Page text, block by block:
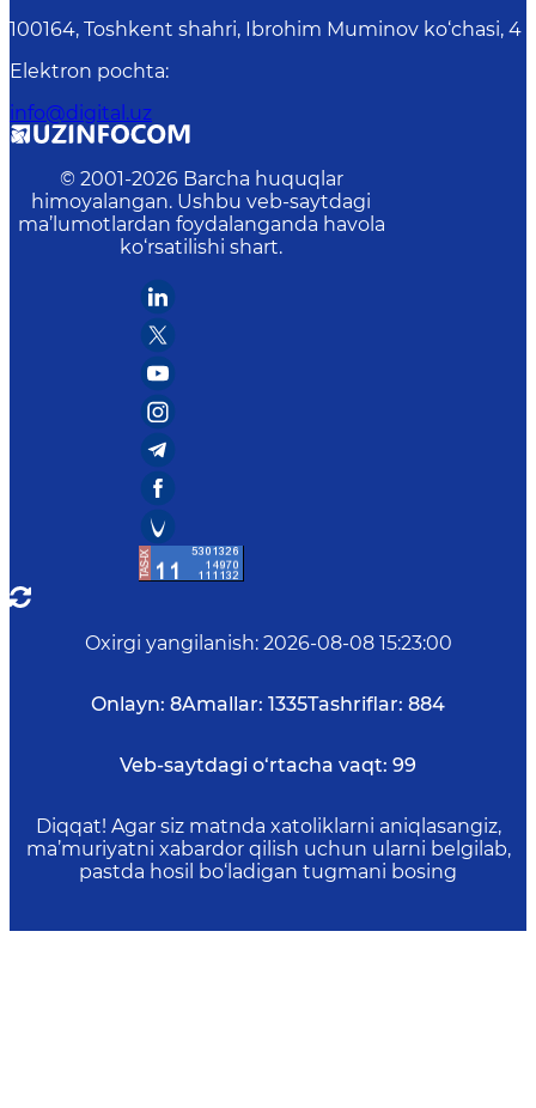
100164, Toshkent shahri, Ibrohim Muminov ko‘chasi, 4
Elektron pochta:
info@digital.uz
© 2001-2026 Barcha huquqlar
himoyalangan. Ushbu veb-saytdagi
ma’lumotlardan foydalanganda havola
ko‘rsatilishi shart.
Oxirgi yangilanish: 2026-08-08 15:23:00
Onlayn: 8Amallar: 1335Tashriflar: 884
Veb-saytdagi o‘rtacha vaqt: 99
Diqqat! Agar siz matnda xatoliklarni aniqlasangiz,
ma’muriyatni xabardor qilish uchun ularni belgilab,
pastda hosil bo‘ladigan tugmani bosing